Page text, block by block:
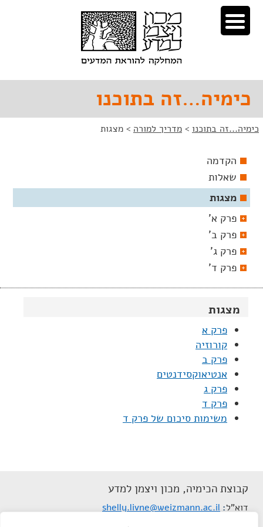
דלג
לתוכן
דלג
לניווט
כימיה…זה בתוכנו
כימיה...זה בתוכנו > מדריך למורה > מצגות
מצגות
פרק א
קורוזיה
פרק ב
אנטיאוקסידנטים
פרק ג
פרק ד
משימות סיכום של פרק ד
הקדמה
שאלות
מצגות
פרק א'
פרק ב'
פרק ג'
פרק ד'
קבוצת הכימיה, מכון ויצמן למדע
דוא"ל shelly.livne@weizmann.ac.il